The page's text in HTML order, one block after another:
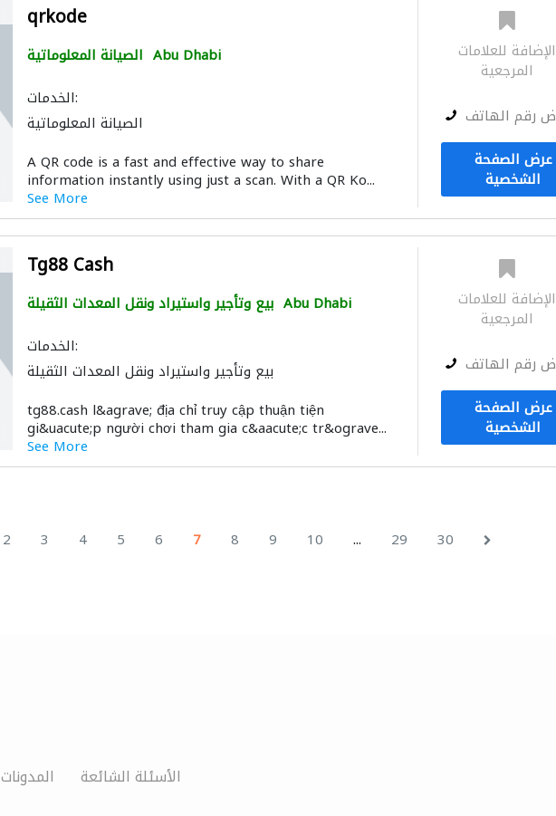
qrkode
الصيانة المعلوماتية Abu Dhabi
الخدمات:
الصيانة المعلوماتية
A QR code is a fast and effective way to share
information instantly using just a scan. With a QR Ko...
See More
الإضافة للعلامات
المرجعية
رقم الهاتف
عرض الصفحة
الشخصية
Tg88 Cash
بيع وتأجير واستيراد ونقل المعدات الثقيلة Abu Dhabi
الخدمات:
بيع وتأجير واستيراد ونقل المعدات الثقيلة
tg88.cash l&agrave; địa chỉ truy cập thuận tiện
gi&uacute;p người chơi tham gia c&aacute;c tr&ograve...
See More
الإضافة للعلامات
المرجعية
رقم الهاتف
عرض الصفحة
الشخصية
2 3 4 5 6 7 8 9 10 ... 29 30
المدونات الأسئلة الشائعة